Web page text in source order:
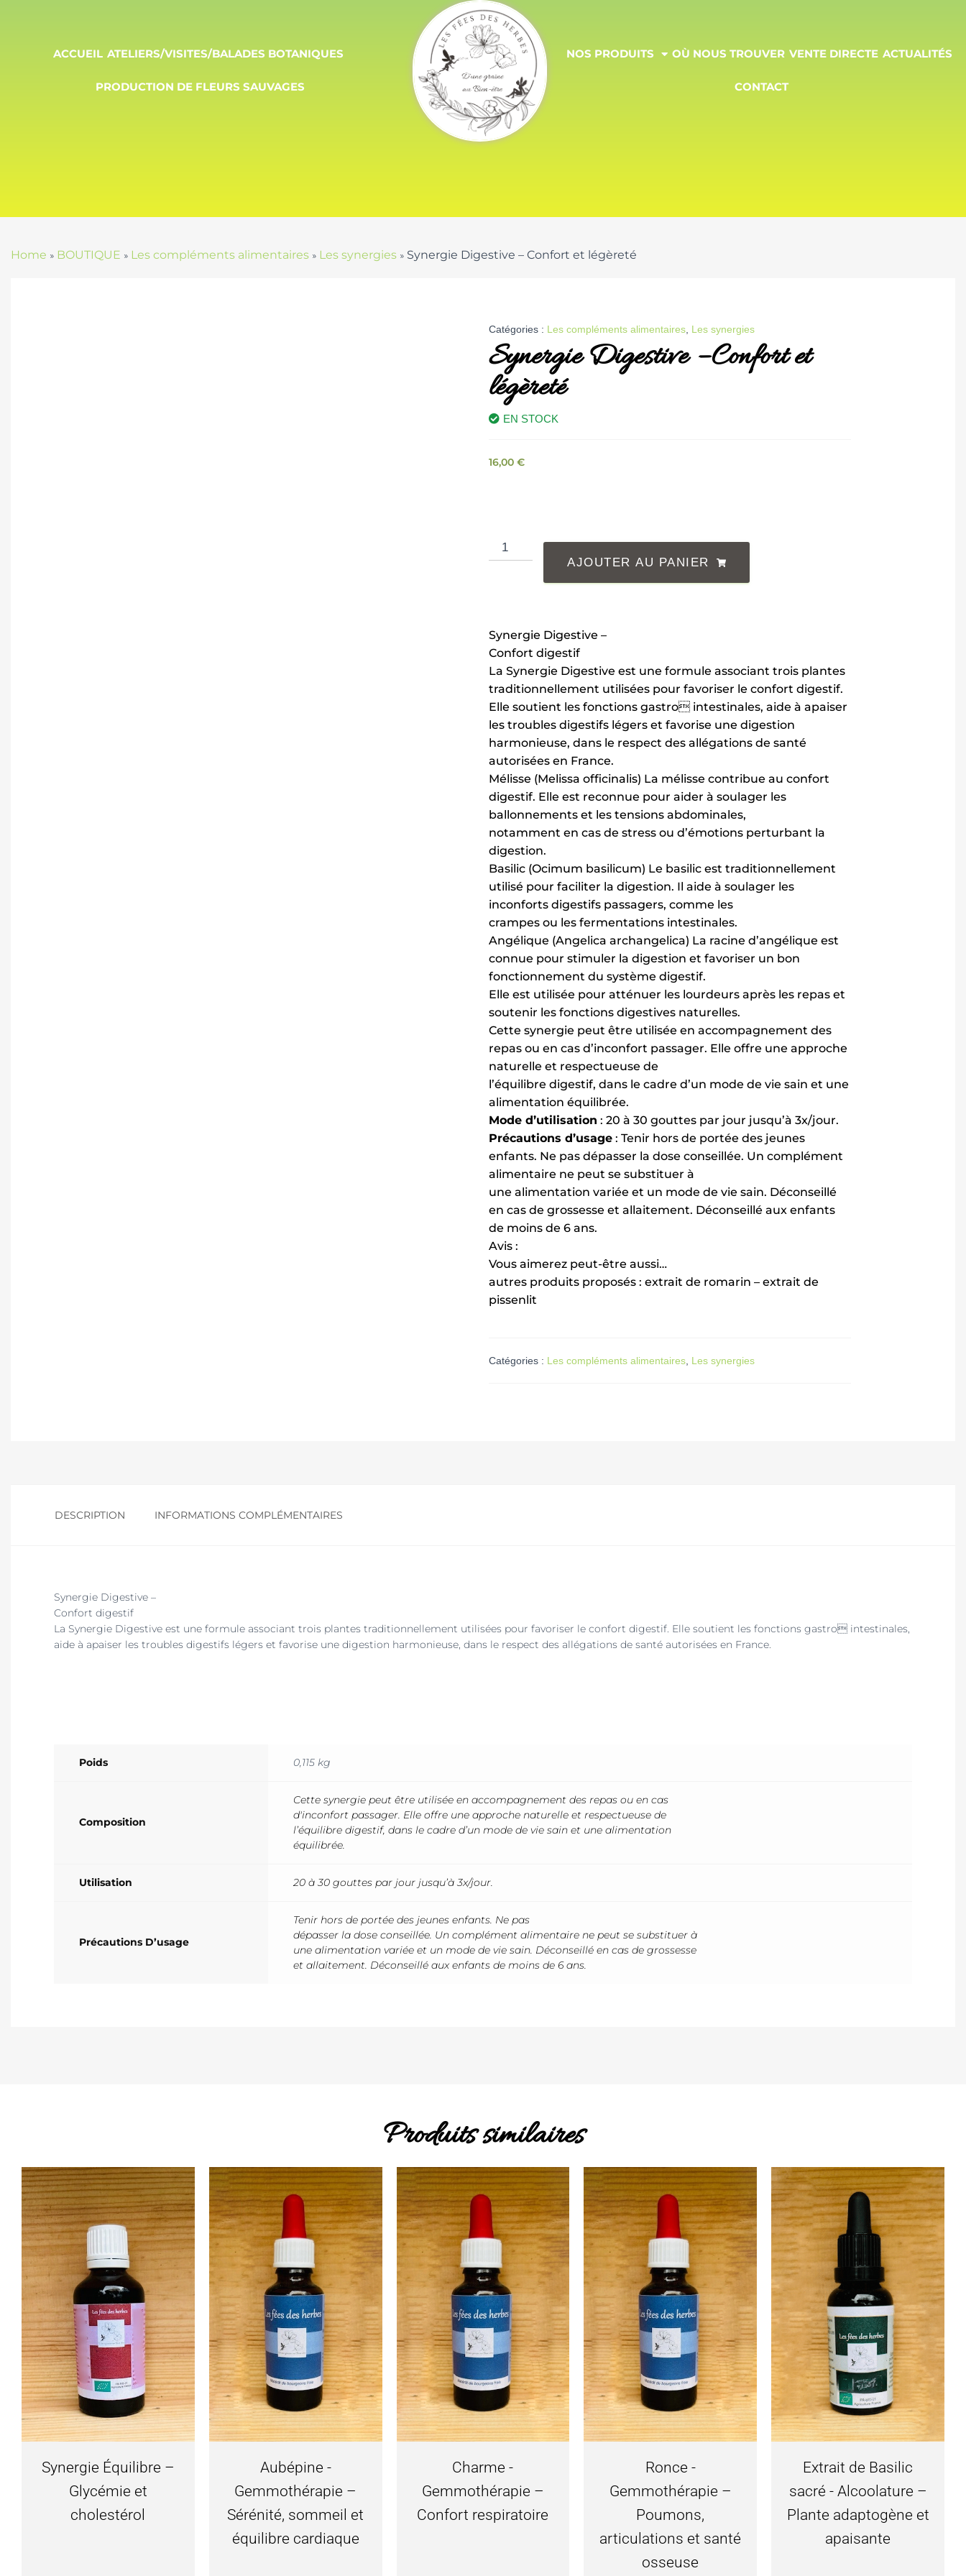
ACCUEIL ATELIERS/VISITES/BALADES BOTANIQUES
PRODUCTION DE FLEURS SAUVAGES
NOS PRODUITS OÙ NOUS TROUVER VENTE DIRECTE ACTUALITÉS
CONTACT
Home » BOUTIQUE » Les compléments alimentaires » Les synergies » Synergie Digestive – Confort et légèreté
Catégories : Les compléments alimentaires, Les synergies
Synergie Digestive – Confort et
légèreté
EN STOCK
16,00 €
AJOUTER AU PANIER
Synergie Digestive –
Confort digestif
La Synergie Digestive est une formule associant trois plantes
traditionnellement utilisées pour favoriser le confort digestif.
Elle soutient les fonctions gastro intestinales, aide à apaiser
les troubles digestifs légers et favorise une digestion
harmonieuse, dans le respect des allégations de santé
autorisées en France.
Mélisse (Melissa officinalis) La mélisse contribue au confort
digestif. Elle est reconnue pour aider à soulager les
ballonnements et les tensions abdominales,
notamment en cas de stress ou d’émotions perturbant la
digestion.
Basilic (Ocimum basilicum) Le basilic est traditionnellement
utilisé pour faciliter la digestion. Il aide à soulager les
inconforts digestifs passagers, comme les
crampes ou les fermentations intestinales.
Angélique (Angelica archangelica) La racine d’angélique est
connue pour stimuler la digestion et favoriser un bon
fonctionnement du système digestif.
Elle est utilisée pour atténuer les lourdeurs après les repas et
soutenir les fonctions digestives naturelles.
Cette synergie peut être utilisée en accompagnement des
repas ou en cas d’inconfort passager. Elle offre une approche
naturelle et respectueuse de
l’équilibre digestif, dans le cadre d’un mode de vie sain et une
alimentation équilibrée.
Mode d’utilisation : 20 à 30 gouttes par jour jusqu’à 3x/jour.
Précautions d’usage: Tenir hors de portée des jeunes
enfants. Ne pas dépasser la dose conseillée. Un complément
alimentaire ne peut se substituer à
une alimentation variée et un mode de vie sain. Déconseillé
en cas de grossesse et allaitement. Déconseillé aux enfants
de moins de 6 ans.
Avis :
Vous aimerez peut-être aussi…
autres produits proposés : extrait de romarin – extrait de
pissenlit
Catégories : Les compléments alimentaires, Les synergies
DESCRIPTION INFORMATIONS COMPLÉMENTAIRES
Synergie Digestive –
Confort digestif
La Synergie Digestive est une formule associant trois plantes traditionnellement utilisées pour favoriser le confort digestif. Elle soutient les fonctions gastro intestinales,
aide à apaiser les troubles digestifs légers et favorise une digestion harmonieuse, dans le respect des allégations de santé autorisées en France.
Poids 0,115 kg
Composition
Cette synergie peut être utilisée en accompagnement des repas ou en cas
d'inconfort passager. Elle offre une approche naturelle et respectueuse de
l’équilibre digestif, dans le cadre d’un mode de vie sain et une alimentation
équilibrée.
Utilisation 20 à 30 gouttes par jour jusqu’à 3x/jour.
Précautions D’usage
Tenir hors de portée des jeunes enfants. Ne pas
dépasser la dose conseillée. Un complément alimentaire ne peut se substituer à
une alimentation variée et un mode de vie sain. Déconseillé en cas de grossesse
et allaitement. Déconseillé aux enfants de moins de 6 ans.
Produits similaires
Synergie Équilibre –
Glycémie et
cholestérol
Aubépine -
Gemmothérapie –
Sérénité, sommeil et
équilibre cardiaque
Charme -
Gemmothérapie –
Confort respiratoire
Ronce -
Gemmothérapie –
Poumons,
articulations et santé
osseuse
Extrait de Basilic
sacré - Alcoolature –
Plante adaptogène et
apaisante